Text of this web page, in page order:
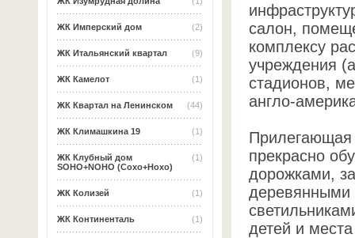
(2)
ЖК Имперский дом
(9)
ЖК Итальянский квартал
(1)
ЖК Камелот
(44)
ЖК Квартал на Ленинском
(1)
ЖК Климашкина 19
(1)
ЖК Клубный дом
SOHO+NOHO (Сохо+Нохо)
(1)
ЖК Колизей
(1)
ЖК Континенталь
салон,
комплексу
учреждения
стадионов,
англо-
Прилегающая
прекрасно
дорожками,
деревянными
детей и